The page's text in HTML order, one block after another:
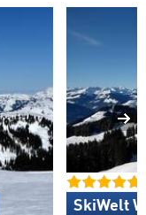
SkiWelt